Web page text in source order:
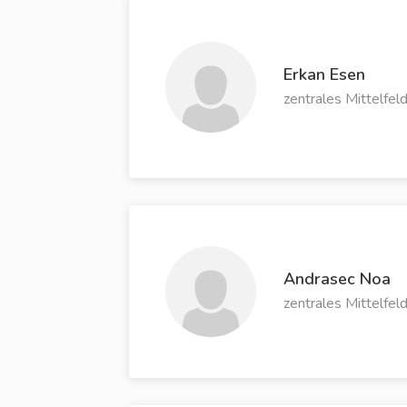
Erkan Esen
zentrales Mittelfeld
Andrasec Noa
zentrales Mittelfeld